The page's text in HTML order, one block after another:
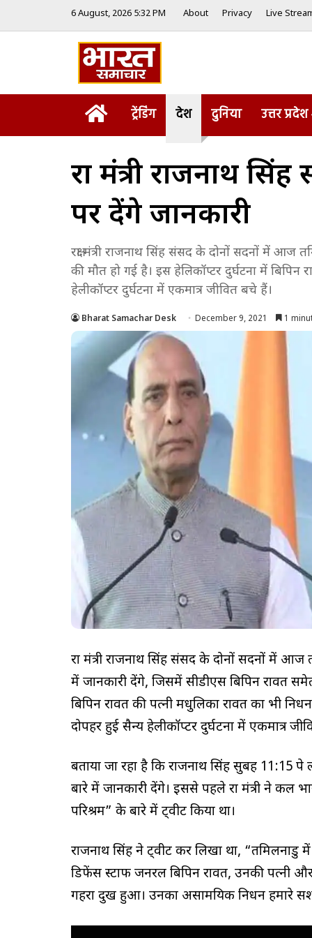
6 August, 2026 5:32 PM About Privacy Live
Homeट्रेंडिंग देश दुनिया उत्तर प्रदेश
रक्षा मंत्री राजनाथ
पर देंगे जानकारी
रक्षा मंत्री राजनाथ सिंह संसद के दोनों सदनों में आज
की मौत हो गई है। इस हेलिकॉप्टर दुर्घटना में
हेलीकॉप्टर दुर्घटना में एकमात्र जीवित बचे हैं।
Bharat Samachar Desk December 9, 2021 1
रक्षा मंत्री राजनाथ सिंह संसद के दोनों सदनों में
में जानकारी देंगे, जिसमें सीडीएस बिपिन रावत
बिपिन रावत की पत्नी मधुलिका रावत का भी
दोपहर हुई सैन्य हेलीकॉप्टर दुर्घटना में एकमात्र
बताया जा रहा है कि राजनाथ सिंह सुबह 11:15
बारे में जानकारी देंगे। इससे पहले रक्षा मंत्री ने
परिश्रम” के बारे में ट्वीट किया था।
राजनाथ सिंह ने ट्वीट कर लिखा था,
डिफेंस स्टाफ जनरल बिपिन रावत, उनकी पत्नी
गहरा दुख हुआ। उनका असामयिक निधन हमारे